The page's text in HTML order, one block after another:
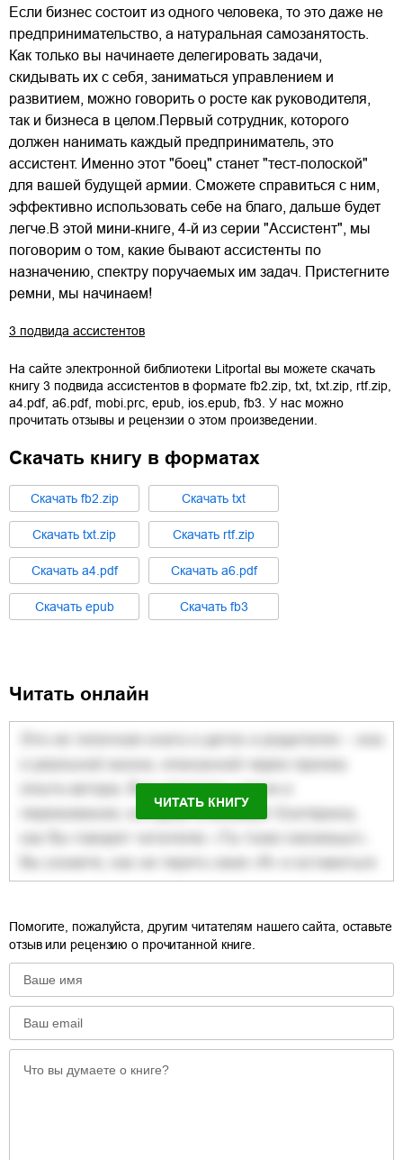
Если бизнес состоит из одного человека, то это даже не
предпринимательство, а натуральная самозанятость.
Как только вы начинаете делегировать задачи,
скидывать их с себя, заниматься управлением и
развитием, можно говорить о росте как руководителя,
так и бизнеса в целом.Первый сотрудник, которого
должен нанимать каждый предприниматель, это
ассистент. Именно этот "боец" станет "тест-полоской"
для вашей будущей армии. Сможете справиться с ним,
эффективно использовать себе на благо, дальше будет
легче.В этой мини-книге, 4-й из серии "Ассистент", мы
поговорим о том, какие бывают ассистенты по
назначению, спектру поручаемых им задач. Пристегните
ремни, мы начинаем!
3 подвида ассистентов
На сайте электронной библиотеки Litportal вы можете скачать
книгу 3 подвида ассистентов в формате fb2.zip txt txt.zip rtf.zip
a4.pdf, a6.pdf, mobi.prc epub ios.epub fb3 . У нас можно
прочитать отзывы и рецензии о этом произведении.
Скачать книгу в форматах
Cкачать fb2.zip Cкачать txt
Cкачать txt.zip Cкачать rtf.zip
Cкачать a4.pdf Cкачать a6.pdf
Cкачать epub Cкачать fb3
Читать онлайн
ЧИТАТЬ КНИГУ
Помогите, пожалуйста, другим читателям нашего сайта, оставьте
отзыв или рецензию о прочитанной книге.